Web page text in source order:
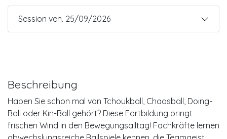
Session ven. 25/09/2026
Beschreibung
Haben Sie schon mal von Tchoukball, Chaosball, Doing-
Ball oder Kin-Ball gehört? Diese Fortbildung bringt
frischen Wind in den Bewegungsalltag! Fachkräfte lernen